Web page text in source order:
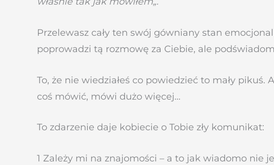
Przelewasz cały ten swój gówniany stan
poprowadzi tą rozmowę za Ciebie, ale
To, że nie wiedziałeś co powiedzieć to mały
coś mówić, mówi dużo więcej…
To zdarzenie daje kobiecie o Tobie zły komunikat:
1 Zależy mi na znajomości – a to jak wiadomo nie